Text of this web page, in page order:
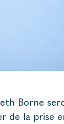
Borne
de la prise